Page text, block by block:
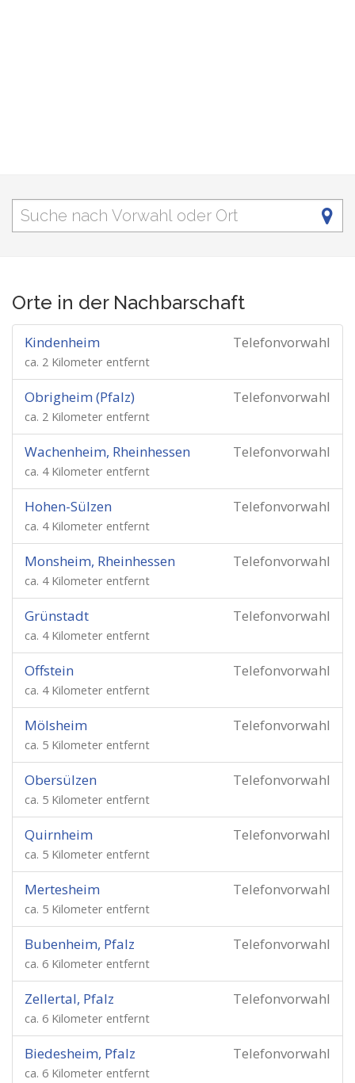
Orte in der Nachbarschaft
Telefonvorwahl
Kindenheim
ca. 2 Kilometer entfernt
Telefonvorwahl
Obrigheim (Pfalz)
ca. 2 Kilometer entfernt
Telefonvorwahl
Wachenheim, Rheinhessen
ca. 4 Kilometer entfernt
Telefonvorwahl
Hohen-Sülzen
ca. 4 Kilometer entfernt
Telefonvorwahl
Monsheim, Rheinhessen
ca. 4 Kilometer entfernt
Telefonvorwahl
Grünstadt
ca. 4 Kilometer entfernt
Telefonvorwahl
Offstein
ca. 4 Kilometer entfernt
Telefonvorwahl
Mölsheim
ca. 5 Kilometer entfernt
Telefonvorwahl
Obersülzen
ca. 5 Kilometer entfernt
Telefonvorwahl
Quirnheim
ca. 5 Kilometer entfernt
Telefonvorwahl
Mertesheim
ca. 5 Kilometer entfernt
Telefonvorwahl
Bubenheim, Pfalz
ca. 6 Kilometer entfernt
Telefonvorwahl
Zellertal, Pfalz
ca. 6 Kilometer entfernt
Telefonvorwahl
Biedesheim, Pfalz
ca. 6 Kilometer entfernt